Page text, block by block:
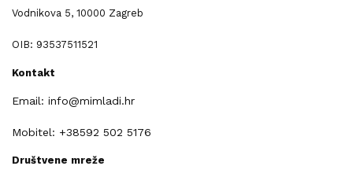
Vodnikova 5, 10000 Zagreb
OIB: 93537511521
Kontakt
Email: info@mimladi.hr
Mobitel: +38592 502 5176
Društvene mreže